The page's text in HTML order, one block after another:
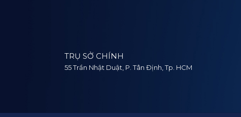
TRỤ SỞ CHÍNH
55 Trần Nhật Duật, P. Tân Định, Tp. HCM